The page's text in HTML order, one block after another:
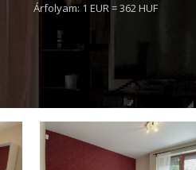
Árfolyam: 1 EUR = 362 HUF